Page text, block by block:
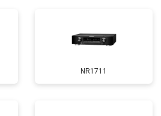
NR1711